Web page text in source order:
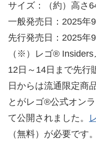
サイズ：（約）高さ
一般発売日：2025年
先行発売日：2025年
（※）レゴ® Insiders
12日～14日まで先行
日からは流通限定商
とがレゴ®公式オン
て公開されました。
（無料）が必要です。